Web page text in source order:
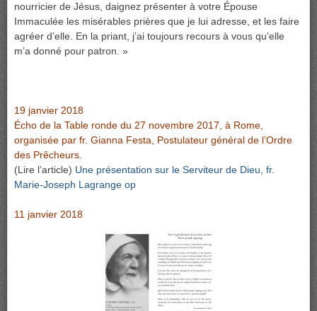
nourricier de Jésus, daignez présenter à votre Épouse
Immaculée les misérables prières que je lui adresse, et les faire
agréer d’elle. En la priant, j’ai toujours recours à vous qu’elle
m’a donné pour patron. »
19 janvier 2018
Écho de la Table ronde du 27 novembre 2017, à Rome,
organisée par fr. Gianna Festa, Postulateur général de l’Ordre
des Prêcheurs.
(Lire l’article) Une présentation sur le Serviteur de Dieu, fr.
Marie-Joseph Lagrange op
11 janvier 2018